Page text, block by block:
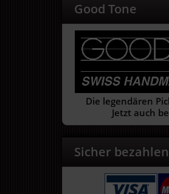
Good Tone
Die legendären
Jetzt auch
Sicher bezahlen